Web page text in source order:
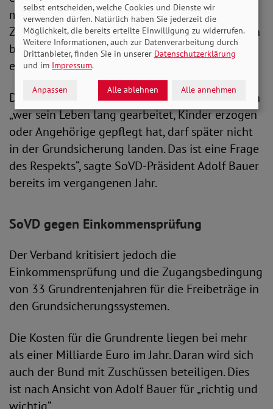
mehr als 1.600 Euro Einkommen, fällt der
Zuschlag weg. Bei Ehepaaren liegen die Grenzen
bei 1.950 und 2.300 Euro. Dies wird mit durch
eine Einkommensprüfung kontrolliert.
Der SoVD begrüßt das Ziel der Grundrente, denn
„wer sein Leben lang gearbeitet, Kinder erzogen
oder Angehörige gepflegt hat, darf später nicht
in der Grundsicherung landen. Das ist eine Frage
des Respekts“, sagte SoVD-Präsident Adolf Bauer
bereits im vergangenen Jahr.
SoVD gegen Einkommensprüfung
Der Verband kritisiert jedoch die
Einkommensprüfung und die Zugangsbedingung
von 33 Grundrentenjahren für die Freibeträge in
den Grundsicherungssystemen.
Die Kosten für die Grundrente liegen bei mehr
als einer Milliarde Euro im Jahr. Daran wird sich
auch der Bund mit Zuschüssen beteiligen. Dies
ist nach Ansicht von Adolf Bauer für „richtig und
selbst entscheiden, welche Cookies und Dienste wir
verwenden dürfen. Natürlich haben Sie jederzeit die
Möglichkeit, die bereits erteilte Einwilligung zu widerrufen.
Weitere Informationen, auch zur Datenverarbeitung durch
Drittanbieter, finden Sie in unserer Datenschutzerklärung
und im Impressum.
Anpassen Alle ablehnen Alle annehmen